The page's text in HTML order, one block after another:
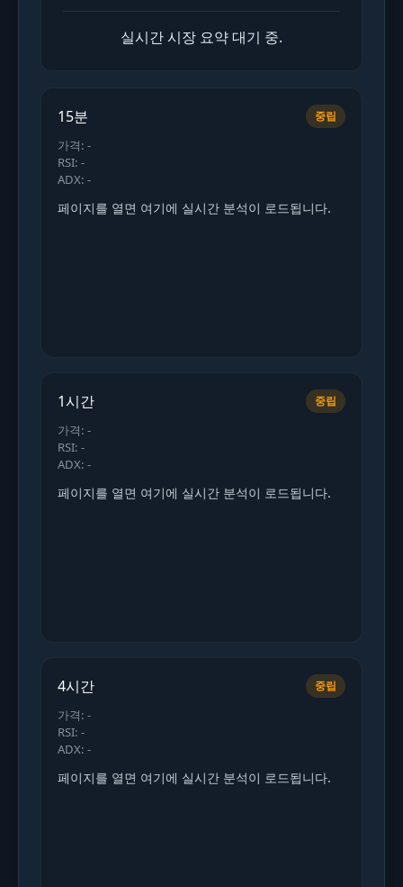
실시간 시장 요약 대기 중.
15분 중립
가격: -
RSI: -
ADX: -
페이지를 열면 여기에 실시간 분석이 로드됩니다.
1시간 중립
가격: -
RSI: -
ADX: -
페이지를 열면 여기에 실시간 분석이 로드됩니다.
4시간 중립
가격: -
RSI: -
ADX: -
페이지를 열면 여기에 실시간 분석이 로드됩니다.